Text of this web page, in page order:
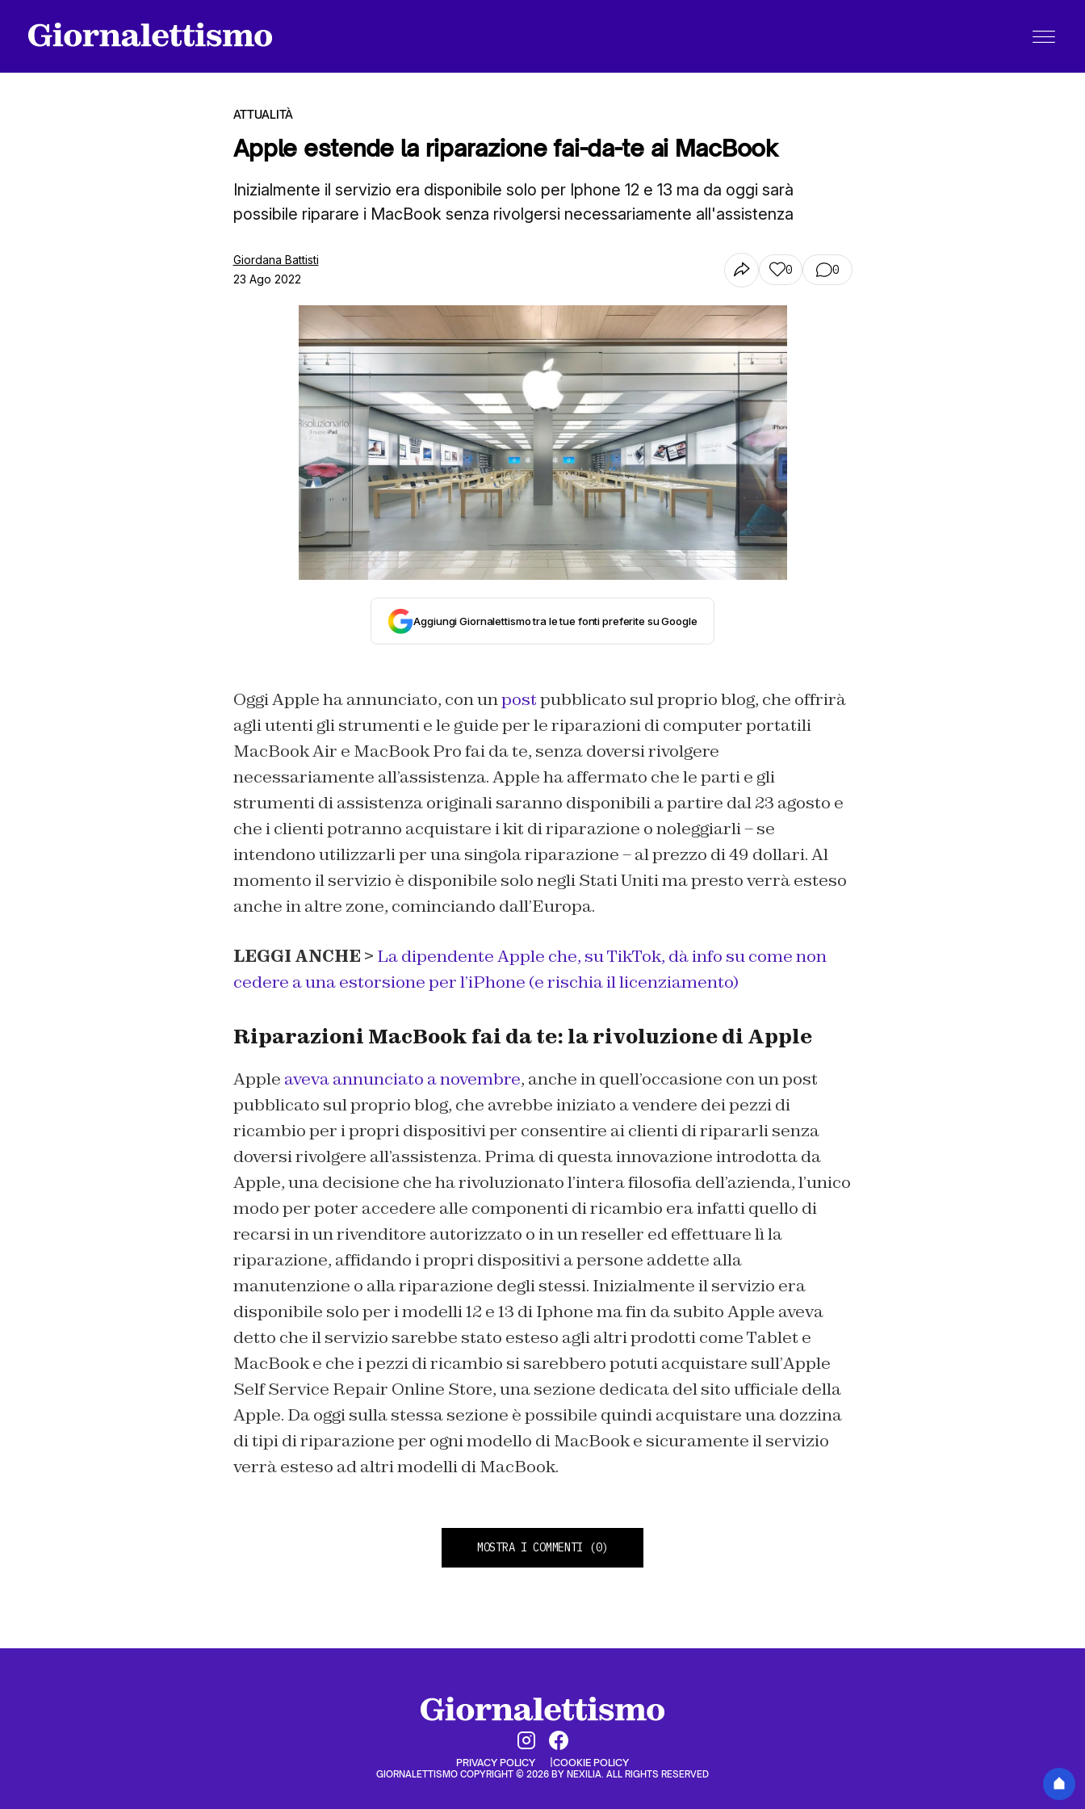
ATTUALITÀ
Apple estende la riparazione fai-da-te ai MacBook
Inizialmente il servizio era disponibile solo per Iphone 12 e 13 ma da oggi sarà
possibile riparare i MacBook senza rivolgersi necessariamente all'assistenza
Giordana Battisti
23 Ago 2022
0 0
Aggiungi Giornalettismo tra le tue fonti preferite su Google
Oggi Apple ha annunciato, con unpostpubblicato sul proprio blog, che offrirà
agli utenti gli strumenti e le guide per le riparazioni di computer portatili
MacBook Air e MacBook Pro fai da te, senza doversi rivolgere
necessariamente all’assistenza. Apple ha affermato che le parti e gli
strumenti di assistenza originali saranno disponibili a partire dal 23 agosto e
che i clienti potranno acquistare i kit di riparazione o noleggiarli – se
intendono utilizzarli per una singola riparazione – al prezzo di 49 dollari. Al
momento il servizio è disponibile solo negli Stati Uniti ma presto verrà esteso
anche in altre zone, cominciando dall’Europa.
LEGGI ANCHE > La dipendente Apple che, su TikTok, dà info su come non
cedere a una estorsione per l’iPhone (e rischia il licenziamento)
Riparazioni MacBook fai da te: la rivoluzione di Apple
Apple aveva annunciato a novembre, anche in quell’occasione con un post
pubblicato sul proprio blog, che avrebbe iniziato a vendere dei pezzi di
ricambio per i propri dispositivi per consentire ai clienti di ripararli senza
doversi rivolgere all’assistenza. Prima di questa innovazione introdotta da
Apple, una decisione che ha rivoluzionato l’intera filosofia dell’azienda, l’unico
modo per poter accedere alle componenti di ricambio era infatti quello di
recarsi in un rivenditore autorizzato o in un reseller ed effettuare lì la
riparazione, affidando i propri dispositivi a persone addette alla
manutenzione o alla riparazione degli stessi. Inizialmente il servizio era
disponibile solo per i modelli 12 e 13 di Iphone ma fin da subito Apple aveva
detto che il servizio sarebbe stato esteso agli altri prodotti come Tablet e
MacBook e che i pezzi di ricambio si sarebbero potuti acquistare sull’Apple
Self Service Repair Online Store,una sezione dedicata del sito ufficiale della
Apple. Da oggi sulla stessa sezione è possibile quindi acquistare una dozzina
di tipi di riparazione per ogni modello di MacBook e sicuramente il servizio
verrà esteso ad altri modelli di MacBook.
MOSTRA I COMMENTI (0)
PRIVACY POLICY COOKIE POLICY
GIORNALETTISMO COPYRIGHT © 2026 BY NEXILIA. ALL RIGHTS RESERVED